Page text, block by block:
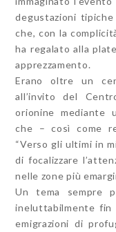
degustazioni
che, con la
ha regalato alla
apprezzamento.
Erano oltre un
all’invito del
orionine mediante
che – così come
“Verso gli ultimi in
di focalizzare
nelle zone più
Un tema sempre
ineluttabilmente
emigrazioni di